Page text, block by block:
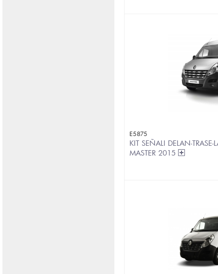
E5875
KIT SEÑALI DELAN-TRASE-
MASTER 2015